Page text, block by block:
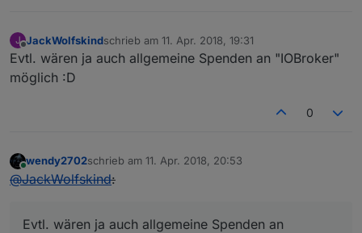
J
Offline
JackWolfskindschrieb am 11. Apr. 2018, 19:31
zuletzt editiert von
Evtl. wären ja auch allgemeine Spenden an "IOBroker"
möglich :D
0
Online
wendy2702schrieb am 11. Apr. 2018, 20:53
zuletzt editiert von
@JackWolfskind:
Evtl. wären ja auch allgemeine Spenden an